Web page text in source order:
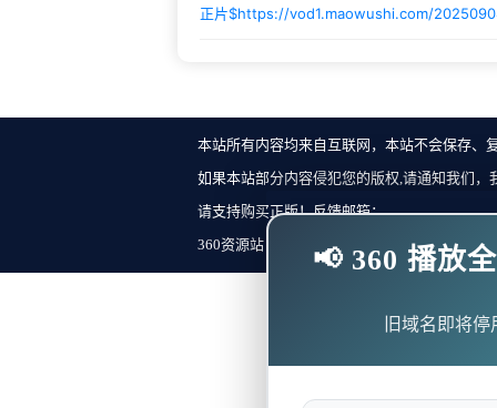
正片$https://vod1.maowushi.com/
本站所有内容均来自互联网，本站不会保存、
如果本站部分内容侵犯您的版权,请通知我们
请支持购买正版！反馈邮箱：
360资源站 Copyright ©2018-2023 All Rights
📢 360 播放
旧域名即将